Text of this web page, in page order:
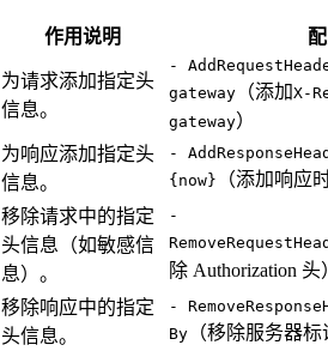
作用说明
为请求添加指定头
信息。
-
gateway （添加X-
gateway）
为响应添加指定头
信息。
-
{now}
（添加响应
移除请求中的指定
头信息（如敏感信
息）。
-
除 Authorization 头
移除响应中的指定
头信息。
-
By （移除服务器